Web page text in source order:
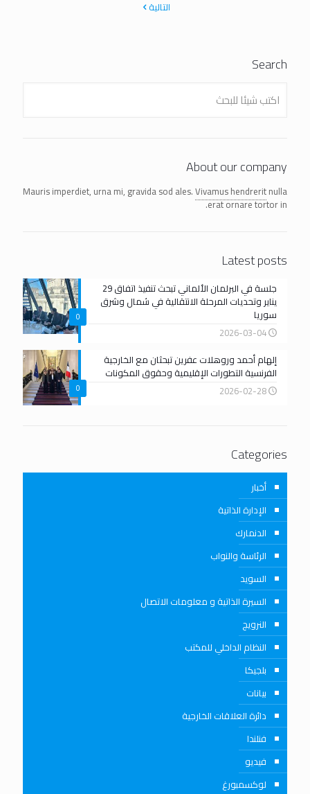
التالية
Search
About our company
Mauris imperdiet, urna mi, gravida sod ales.Vivamus hendreritnulla
erat ornare tortor in.
Latest posts
0
جلسة في البرلمان الألماني تبحث تنفيذ اتفاق 29
يناير وتحديات المرحلة الانتقالية في شمال وشرق
سوريا
2026-03-04
0
إلهام أحمد وروهلات عفرين تبحثان مع الخارجية
الفرنسية التطورات الإقليمية وحقوق المكونات
2026-02-28
Categories
أخبار
الإدارة الذاتية
الدنمارك
الرئاسة والنواب
السويد
السيرة الذاتية و معلومات الاتصال
النرويج
النظام الداخلي للمكتب
بلجيكا
بيانات
دائرة العلاقات الخارجية
فنلندا
فيديو
لوكسمبورغ